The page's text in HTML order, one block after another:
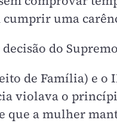
uma
do
de Família) e o
violava o
que a mulher